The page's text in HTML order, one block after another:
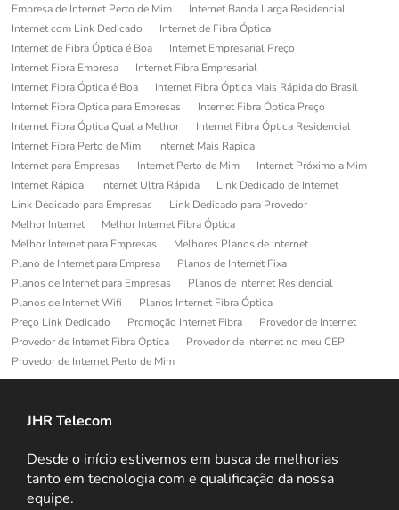
Empresa de Internet Perto de Mim
Internet Banda Larga Residencial
Internet com Link Dedicado
Internet de Fibra Óptica
Internet de Fibra Óptica é Boa
Internet Empresarial Preço
Internet Fibra Empresa
Internet Fibra Empresarial
Internet Fibra Óptica é Boa
Internet Fibra Óptica Mais Rápida do Brasil
Internet Fibra Optica para Empresas
Internet Fibra Óptica Preço
Internet Fibra Óptica Qual a Melhor
Internet Fibra Óptica Residencial
Internet Fibra Perto de Mim
Internet Mais Rápida
Internet para Empresas
Internet Perto de Mim
Internet Próximo a Mim
Internet Rápida
Internet Ultra Rápida
Link Dedicado de Internet
Link Dedicado para Empresas
Link Dedicado para Provedor
Melhor Internet
Melhor Internet Fibra Óptica
Melhor Internet para Empresas
Melhores Planos de Internet
Plano de Internet para Empresa
Planos de Internet Fixa
Planos de Internet para Empresas
Planos de Internet Residencial
Planos de Internet Wifi
Planos Internet Fibra Óptica
Preço Link Dedicado
Promoção Internet Fibra
Provedor de Internet
Provedor de Internet Fibra Óptica
Provedor de Internet no meu CEP
Provedor de Internet Perto de Mim
JHR Telecom
Desde o início estivemos em busca de melhorias
tanto em tecnologia com e qualificação da nossa
equipe.